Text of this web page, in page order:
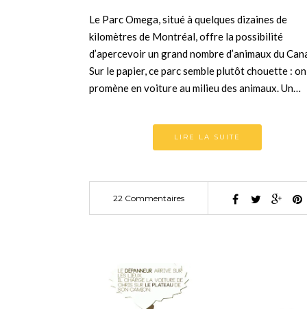
Le Parc Omega, situé à quelques dizaines de
kilomètres de Montréal, offre la possibilité
d’apercevoir un grand nombre d’animaux du
Sur le papier, ce parc semble plutôt chouette :
promène en voiture au milieu des animaux. Un…
LIRE LA SUITE
22 Commentaires